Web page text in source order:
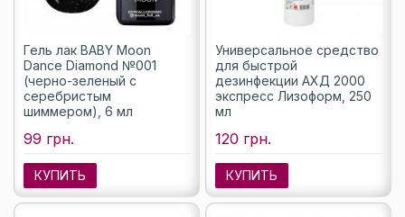
Гель лак BABY Moon
Dance Diamond №001
(черно-зеленый с
серебристым
шиммером), 6 мл
99 грн.
КУПИТЬ
Универсальное средство
для быстрой
дезинфекции АХД 2000
экспресс Лизоформ, 250
мл
120 грн.
КУПИТЬ